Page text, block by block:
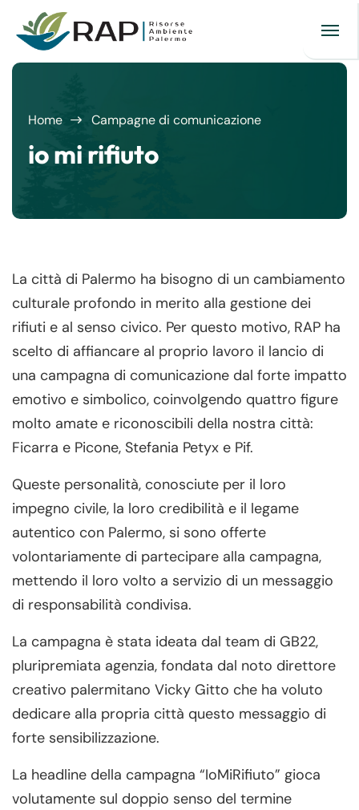
Home Campagne di comunicazione
io mi rifiuto
La città di Palermo ha bisogno di un cambiamento
culturale profondo in merito alla gestione dei
rifiuti e al senso civico. Per questo motivo, RAP ha
scelto di affiancare al proprio lavoro il lancio di
una campagna di comunicazione dal forte impatto
emotivo e simbolico, coinvolgendo quattro figure
molto amate e riconoscibili della nostra città:
Ficarra e Picone, Stefania Petyx e Pif.
Queste personalità, conosciute per il loro
impegno civile, la loro credibilità e il legame
autentico con Palermo, si sono offerte
volontariamente di partecipare alla campagna,
mettendo il loro volto a servizio di un messaggio
di responsabilità condivisa.
La campagna è stata ideata dal team di GB22,
pluripremiata agenzia, fondata dal noto direttore
creativo palermitano Vicky Gitto che ha voluto
dedicare alla propria città questo messaggio di
forte sensibilizzazione.
La headline della campagna “IoMiRifiuto” gioca
volutamente sul doppio senso del termine